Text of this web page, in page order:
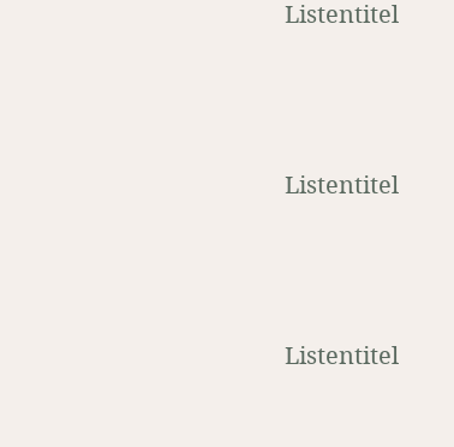
Listentitel
Listentitel
Listentitel